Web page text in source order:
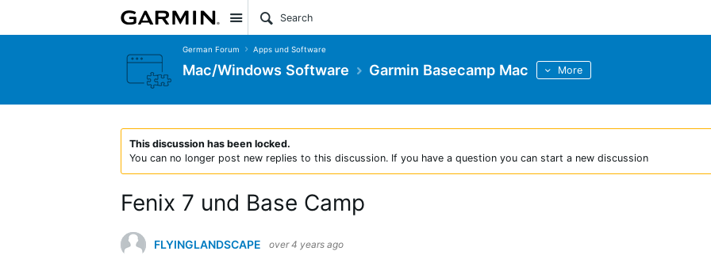
Site
German Forum Apps und Software
Mac/Windows Software Garmin Basecamp Mac More
This discussion has been locked.
You can no longer post new replies to this discussion. If you have a question you can start a new discussion
Fenix 7 und Base Camp
FLYINGLANDSCAPE over 4 years ago